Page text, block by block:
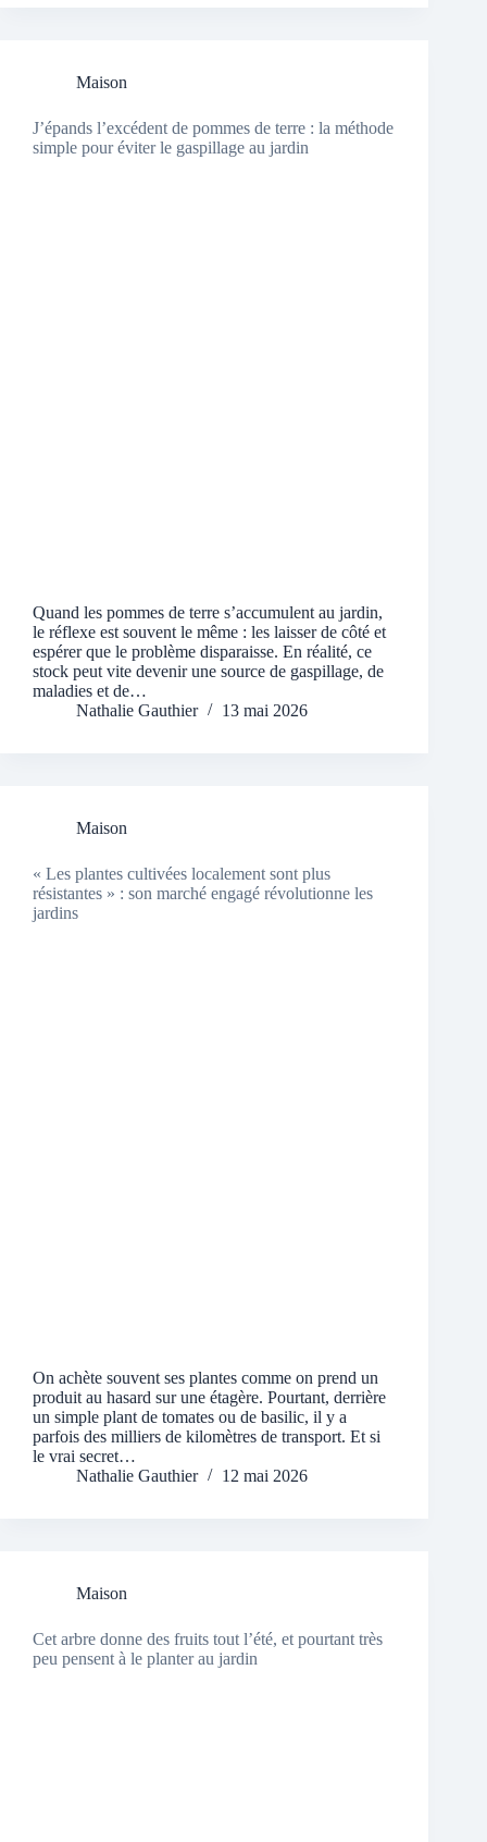
Maison
J’épands l’excédent de pommes de terre : la méthode
simple pour éviter le gaspillage au jardin
Quand les pommes de terre s’accumulent au jardin,
le réflexe est souvent le même : les laisser de côté et
espérer que le problème disparaisse. En réalité, ce
stock peut vite devenir une source de gaspillage, de
maladies et de…
Nathalie Gauthier
13 mai 2026
Maison
« Les plantes cultivées localement sont plus
résistantes » : son marché engagé révolutionne les
jardins
On achète souvent ses plantes comme on prend un
produit au hasard sur une étagère. Pourtant, derrière
un simple plant de tomates ou de basilic, il y a
parfois des milliers de kilomètres de transport. Et si
le vrai secret…
Nathalie Gauthier
12 mai 2026
Maison
Cet arbre donne des fruits tout l’été, et pourtant très
peu pensent à le planter au jardin